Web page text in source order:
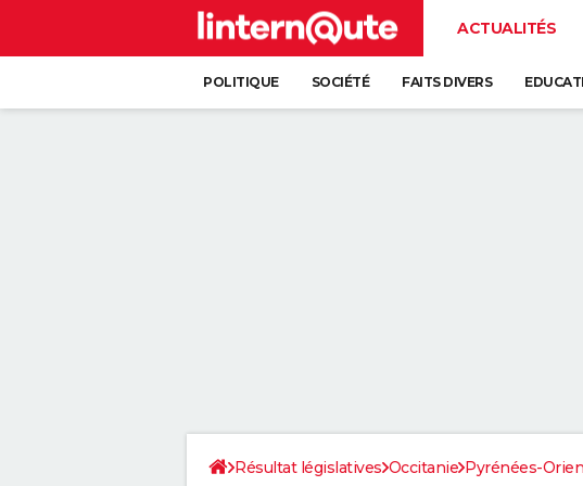
ACTUALITÉS
POLITIQUE SOCIÉTÉ FAITS DIVERS
Résultat législatives Occitanie Pyrénées-